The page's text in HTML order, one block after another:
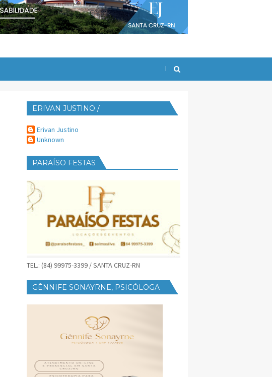
ERIVAN JUSTINO /
Erivan Justino
Unknown
PARAÍSO FESTAS
TEL.: (84) 99975-3399 / SANTA CRUZ-RN
GÊNNIFE SONAYRNE, PSICÓLOGA